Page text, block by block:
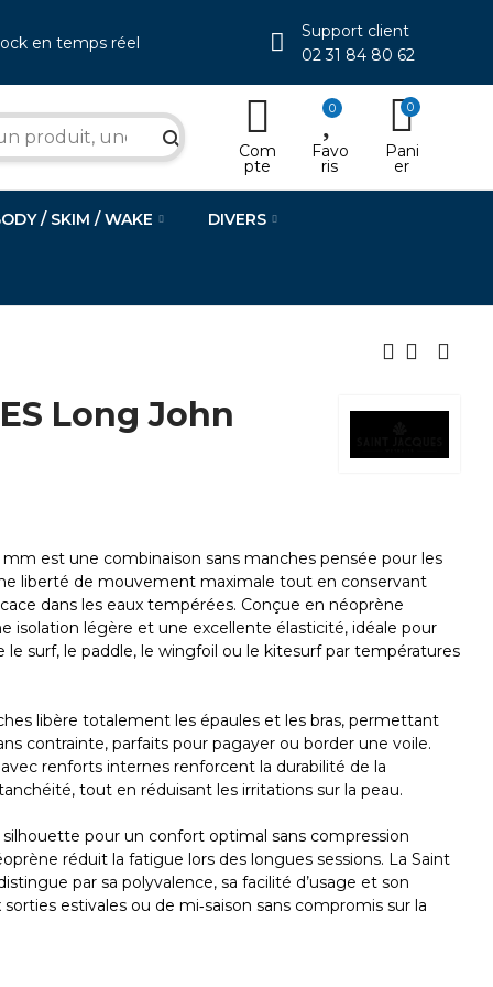
en temps réel
Support client
02 31 84 80 62
search Com
pte
0
Favo
ris
0
Pani
er
/ SKIM / WAKE DIVERS
Long John
est une combinaison sans manches pensée pour les
liberté de mouvement maximale tout en conservant
dans les eaux tempérées. Conçue en néoprène
isolation légère et une excellente élasticité, idéale pour
surf, le paddle, le wingfoil ou le kitesurf par températures
libère totalement les épaules et les bras, permettant
contrainte, parfaits pour pagayer ou border une voile.
renforts internes renforcent la durabilité de la
tout en réduisant les irritations sur la peau.
silhouette pour un confort optimal sans compression
réduit la fatigue lors des longues sessions. La Saint
par sa polyvalence, sa facilité d’usage et son
estivales ou de mi‑saison sans compromis sur la